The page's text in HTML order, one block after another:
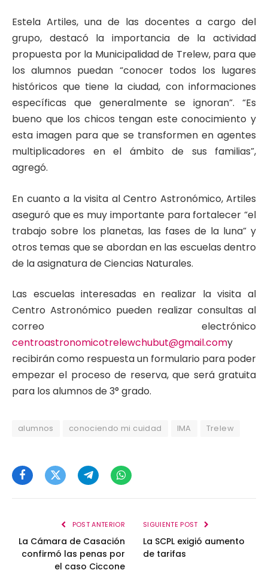
Estela Artiles, una de las docentes a cargo del
grupo, destacó la importancia de la actividad
propuesta por la Municipalidad de Trelew, para que
los alumnos puedan “conocer todos los lugares
históricos que tiene la ciudad, con informaciones
específicas que generalmente se ignoran”. “Es
bueno que los chicos tengan este conocimiento y
esta imagen para que se transformen en agentes
multiplicadores en el ámbito de sus familias”,
agregó.
En cuanto a la visita al Centro Astronómico, Artiles
aseguró que es muy importante para fortalecer “el
trabajo sobre los planetas, las fases de la luna” y
otros temas que se abordan en las escuelas dentro
de la asignatura de Ciencias Naturales.
Las escuelas interesadas en realizar la visita al
Centro Astronómico pueden realizar consultas al
correo electrónico
centroastronomicotrelewchubut@gmail.comy
recibirán como respuesta un formulario para poder
empezar el proceso de reserva, que será gratuita
para los alumnos de 3° grado.
alumnos conociendo mi cuidad IMA Trelew
FacebookTwitterTelegramWhatsApp
POST ANTERIOR
La Cámara de Casación
confirmó las penas por
el caso Ciccone
SIGUIENTE POST
La SCPL exigió aumento
de tarifas